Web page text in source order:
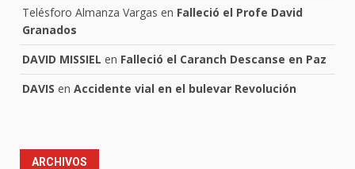
Telésforo Almanza Vargas en Falleció el Profe David
Granados
DAVID MISSIEL en Falleció el Caranch Descanse en Paz
DAVIS en Accidente vial en el bulevar Revolución
ARCHIVOS